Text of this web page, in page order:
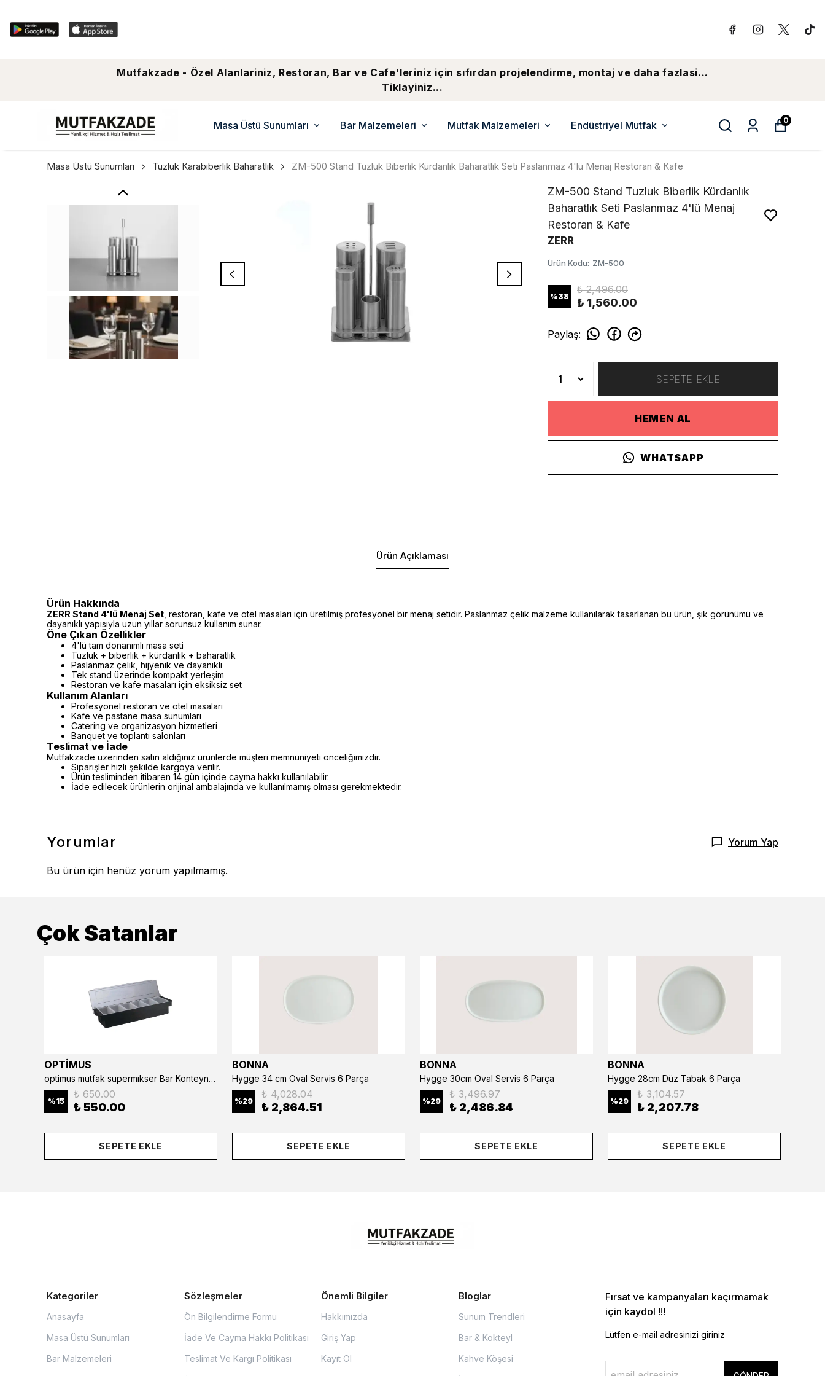
Mutfakzade - Özel Alanlariniz, Restoran, Bar ve Cafe'leriniz için sıfırdan projelendirme, montaj ve daha fazlasi...
Tiklayiniz...
Masa Üstü Sunumları Bar Malzemeleri Mutfak Malzemeleri Endüstriyel Mutfak 0
Masa Üstü Sunumları Tuzluk Karabiberlik Baharatlık ZM-500 Stand Tuzluk Biberlik Kürdanlık Baharatlık Seti Paslanmaz 4'lü Menaj Restoran & Kafe
ZM-500 Stand Tuzluk Biberlik Kürdanlık
Baharatlık Seti Paslanmaz 4'lü Menaj
Restoran & Kafe
ZERR
Ürün Kodu: ZM-500
%38
₺ 2,496.00
₺ 1,560.00
Paylaş:
SEPETE EKLE
HEMEN AL
WHATSAPP
Ürün Açıklaması
Ürün Hakkında
ZERR Stand 4'lü Menaj Set , restoran, kafe ve otel masaları için üretilmiş profesyonel bir menaj setidir. Paslanmaz çelik malzeme kullanılarak tasarlanan bu ürün, şık görünümü ve
dayanıklı yapısıyla uzun yıllar sorunsuz kullanım sunar.
Öne Çıkan Özellikler
4'lü tam donanımlı masa seti
Tuzluk + biberlik + kürdanlık + baharatlık
Paslanmaz çelik, hijyenik ve dayanıklı
Tek stand üzerinde kompakt yerleşim
Restoran ve kafe masaları için eksiksiz set
Kullanım Alanları
Profesyonel restoran ve otel masaları
Kafe ve pastane masa sunumları
Catering ve organizasyon hizmetleri
Banquet ve toplantı salonları
Teslimat ve İade
Mutfakzade üzerinden satın aldığınız ürünlerde müşteri memnuniyeti önceliğimizdir.
Siparişler hızlı şekilde kargoya verilir.
Ürün tesliminden itibaren 14 gün içinde cayma hakkı kullanılabilir.
İade edilecek ürünlerin orijinal ambalajında ve kullanılmamış olması gerekmektedir.
Yorumlar Yorum Yap
Bu ürün için henüz yorum yapılmamış.
Çok Satanlar
OPTİMUS
optimus mutfak supermıkser Bar Konteyner 6'lı 50×16×9 cm Kapaklı Polikarbon Organizer Bar & Kafe
%15
₺ 650.00
₺ 550.00
SEPETE EKLE
BONNA
Hygge 34 cm Oval Servis 6 Parça
%29
₺ 4,028.04
₺ 2,864.51
SEPETE EKLE
BONNA
Hygge 30cm Oval Servis 6 Parça
%29
₺ 3,496.97
₺ 2,486.84
SEPETE EKLE
BONNA
Hygge 28cm Düz Tabak 6 Parça
%29
₺ 3,104.57
₺ 2,207.78
SEPETE EKLE
Kategoriler
Anasayfa
Masa Üstü Sunumları
Bar Malzemeleri
Sözleşmeler
Ön Bilgilendirme Formu
İade Ve Cayma Hakkı Politikası
Teslimat Ve Kargı Politikası
Önemli Bilgiler
Hakkımızda
Giriş Yap
Kayıt Ol
Bloglar
Sunum Trendleri
Bar & Kokteyl
Kahve Köşesi
Fırsat ve kampanyaları kaçırmamak
için kaydol !!!
Lütfen e-mail adresinizi giriniz